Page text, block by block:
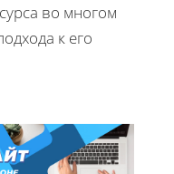
во многом
к его